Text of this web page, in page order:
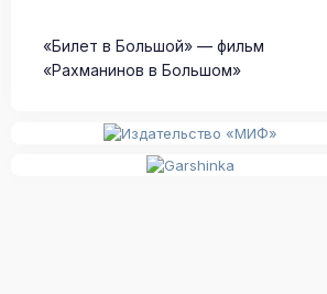
«Билет в Большой» — фильм
«Рахманинов в Большом»